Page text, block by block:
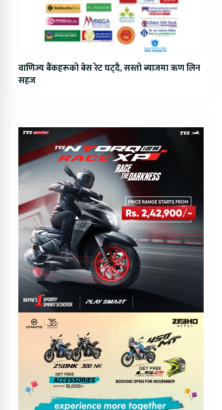
वाणिज्य बैंकहरूको बेस रेट घट्दै, सस्तो ब्याजमा ऋण लिन
सहज